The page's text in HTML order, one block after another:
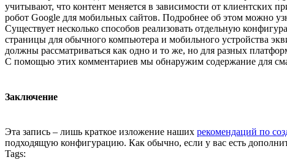
учитывают, что контент меняется в зависимости от клиентских
робот Google для мобильных сайтов. Подробнее об этом можно
Существует несколько способов реализовать отдельную
страницы для обычного компьютера и мобильного устройства
должны рассматриваться как одно и то же, но для разных
С помощью этих комментариев мы обнаружим содержание для
Заключение
Эта запись – лишь краткое изложение наших рекомендаций по
подходящую конфигурацию. Как обычно, если у вас есть
Tags: